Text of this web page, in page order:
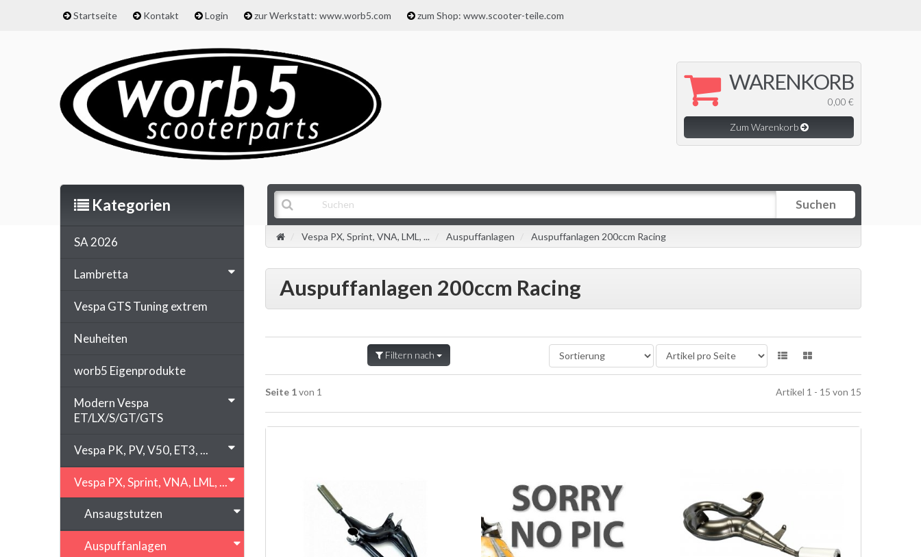
Startseite Kontakt Login zur Werkstatt: www.worb5.com zum Shop: www.scooter-teile.com
WARENKORB
0,00 €
Zum Warenkorb
Suchen
Vespa PX, Sprint, VNA, LML, ... Auspuffanlagen Auspuffanlagen 200ccm Racing
Auspuffanlagen 200ccm Racing
Filtern nach
Seite 1von 1 Artikel 1 - 15 von 15
Kategorien
SA 2026
Lambretta
Vespa GTS Tuning extrem
Neuheiten
worb5 Eigenprodukte
Modern Vespa
ET/LX/S/GT/GTS
Vespa PK, PV, V50, ET3, ...
Vespa PX, Sprint, VNA, LML, ...
Ansaugstutzen
Auspuffanlagen